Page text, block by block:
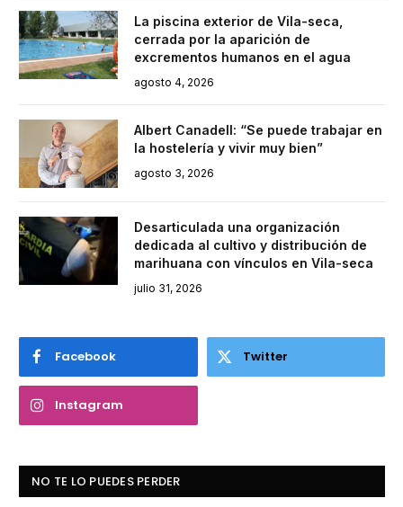
La piscina exterior de Vila-seca,
cerrada por la aparición de
excrementos humanos en el agua
agosto 4, 2026
Albert Canadell: “Se puede trabajar en
la hostelería y vivir muy bien”
agosto 3, 2026
Desarticulada una organización
dedicada al cultivo y distribución de
marihuana con vínculos en Vila-seca
julio 31, 2026
Facebook Twitter
Instagram
NO TE LO PUEDES PERDER